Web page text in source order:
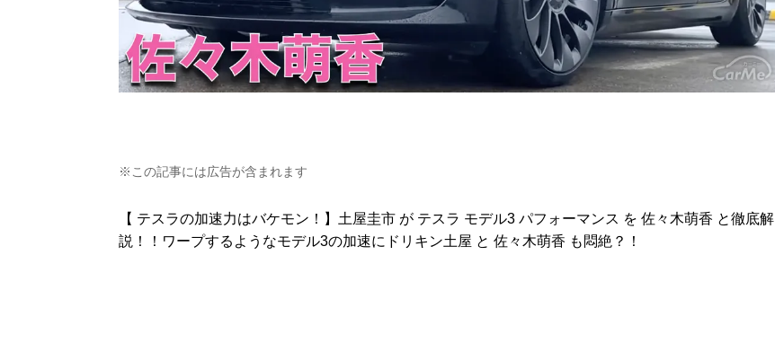
※この記事には広告が含まれます
【 テスラの加速力はバケモン！】土屋圭市 が テスラ モデル3 パフォーマンス を 佐々木萌香 と徹底解
説！！ワープするようなモデル3の加速にドリキン土屋 と 佐々木萌香 も悶絶？！